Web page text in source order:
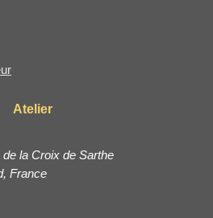
Atelier
la Croix de Sarthe
France